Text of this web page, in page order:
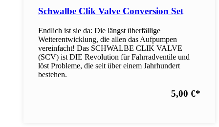
Schwalbe Clik Valve Conversion Set
Endlich ist sie da: Die längst überfällige
Weiterentwicklung, die allen das Aufpumpen
vereinfacht! Das SCHWALBE CLIK VALVE
(SCV) ist DIE Revolution für Fahrradventile und
löst Probleme, die seit über einem Jahrhundert
bestehen.
5,00 €*